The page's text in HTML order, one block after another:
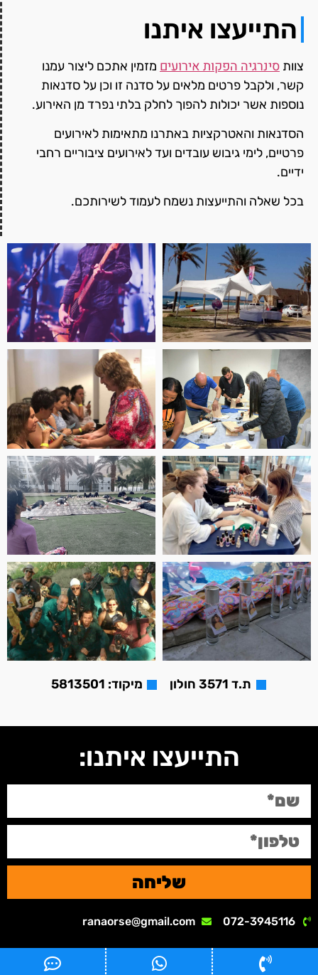
התייעצו איתנו
צוות סינרגיה הפקות אירועים מזמין אתכם ליצור עמנו
קשר, ולקבל פרטים מלאים על סדנה זו וכן על סדנאות
נוספות אשר יכולות להפוך לחלק בלתי נפרד מן האירוע.
הסדנאות והאטרקציות באתרנו מתאימות לאירועים
פרטיים, לימי גיבוש עובדים ועד לאירועים ציבוריים רחבי
ידיים.
בכל שאלה והתייעצות נשמח לעמוד לשירותכם.
ת.ד 3571 חולון מיקוד: 5813501
התייעצו איתנו:
שליחה
072-3945116
ranaorse@gmail.com